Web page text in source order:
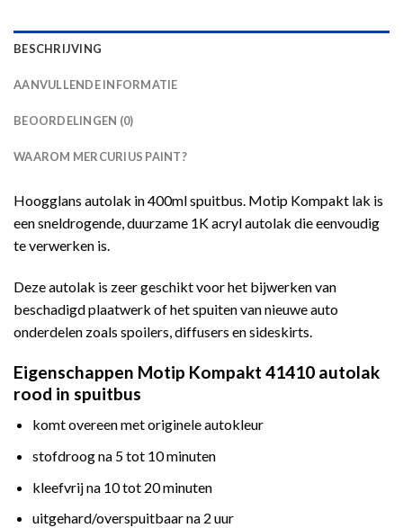
BESCHRIJVING
AANVULLENDE INFORMATIE
BEOORDELINGEN (0)
WAAROM MERCURIUS PAINT?
Hoogglans autolak in 400ml spuitbus. Motip Kompakt lak is
een sneldrogende, duurzame 1K acryl autolak die eenvoudig
te verwerken is.
Deze autolak is zeer geschikt voor het bijwerken van
beschadigd plaatwerk of het spuiten van nieuwe auto
onderdelen zoals spoilers, diffusers en sideskirts.
Eigenschappen Motip Kompakt 41410 autolak
rood in spuitbus
komt overeen met originele autokleur
stofdroog na 5 tot 10 minuten
kleefvrij na 10 tot 20 minuten
uitgehard/overspuitbaar na 2 uur